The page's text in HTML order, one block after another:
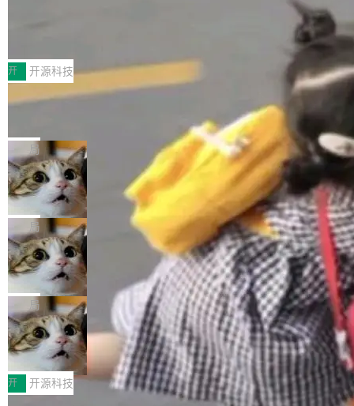
常维护操作，并完整支持 Iceberg V3 格式。
村国家自主创新示范区会议中心开幕。本届大会
由中关村智联软件服务业质量创新联盟主办，以
“智构可信·质创未来——AI原生时代的质量新范
式”为主题，直面AI从实验室走向规模化产业落地
的核心质量命题。会上，《2026智能研发生产力
工具选型手册》发布，Testin云测的Testin XAge
nt智能测试系统入选AI测试领域代表产品。对CI
O而言，这提示了一个转变：AI测试正在从效率
工具升级为企业的质量基础设施。 CIO面对的新
现实 过去两年，CIO们的焦虑清单上多了两项：
一是如何让大模型和智能体应用安全地从PoC走
向生产，二是如何让测试团队跟得上AI应用...
开 开源科技
让非法状态不可表示：一篇关于 ADT
有一种东西，一旦用过就回不去了。Alex Fedos
eev 管它叫"软件设计的基石"。 他说的东西不新
鲜——代数数据类型（ADT），尤其是和类型
（sum type）。但他说清楚了一件事：这不是类
型系统的学术体操，是日常编码的思维方式。 文
章从一个简单的例子切入。一个网站的深色主题
设置，如果用布尔值 + 可空字段来表示——bool
ean 表示是否可切换，nullable 的默认模式、浅
色方案、深色方案——会产生大量无意义的组
合。方案缺了、配置冲突了、全 null 了。要知道
哪些组合有效，作者说，你得靠"文档、校验、或
者部落知识"。 换个写法。Rust 的 enum，两个
变体：Switchable...
局
Cloudflare 开源内部企业 AI 平台 Clou
dflare OS
Cloudflare 发布了一个开源项目 Cloudflare O
S。如果你只看官方博客，你会觉得这是又一
个"AI 知识库 + 聊天机器人"——每个大厂都在
做，没什么新鲜的。 但 Kenton Varda 在 Twitte
r 上把事情说清楚了： 今天我们发布了 Cloudfla
re OS，一个带连接器的聊天机器人，跟其他所
有科技公司做的一样。只不过，实际上它不一
样。这是 Sandstorm.io 的重制版，我十年前的
那个创业公司。不同的是，这次它构建在 Cloudf
lare Workers 上——我花了九年时间搭建的平台
——并且深度集成了 AI。这基本上是我十年秘密
局
Deno 团队开源 Celld，可自托管的分
布式 Durable Objects
Ryan Dahl 领导的 Deno 团队推出了最新开源项
目 Celld，一个能在自己机器上运行 Cloudflare
Workers 和 Durable Objects 的守护进程。 设
计思路很直接：每个对象是一个独立的 SQLite
数据库，按名称寻址，复制到你自己的 S3 兼容
存储库里。节点之间只通过这个存储库协调——
没有控制平面，没有共识协议。每个对象自带一
局
鲁大师7月新机性能/流畅/AI榜：vivo夺
性能、流畅双第一，三星Galaxy Z系列
新折叠缺席
2026年7月的手机市场，由于存储等硬件成本暴
增，手机厂商的日子也不好过啊，新机速度明显
放缓，因此硝烟味淡了许多。新机参数规格除开
开 开源科技